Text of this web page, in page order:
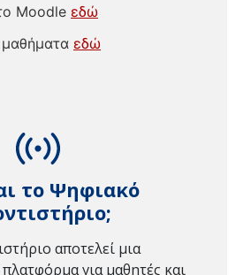
το Ψηφιακό
αποτελεί μια
για μαθητές και
Moodle εδώ
μαθήματα εδώ